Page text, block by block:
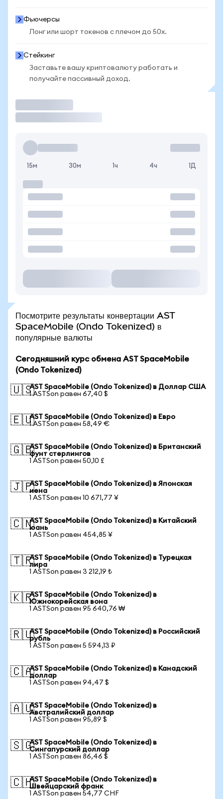
Фьючерсы
Лонг или шорт токенов с плечом до 50x.
Стейкинг
Заставьте вашу криптовалюту работать и
получайте пассивный доход.
15м 30м 1ч 4ч 1Д
Посмотрите результаты конвертации AST
SpaceMobile (Ondo Tokenized) в
популярные валюты
Сегодняшний курс обмена AST SpaceMobile
(Ondo Tokenized)
🇺🇸AST SpaceMobile (Ondo Tokenized) в Доллар США
1 ASTSon равен 67,40 $
🇪🇺AST SpaceMobile (Ondo Tokenized) в Евро
1 ASTSon равен 58,49 €
🇬🇧AST SpaceMobile (Ondo Tokenized) в Британский
фунт стерлингов
1 ASTSon равен 50,10 £
🇯🇵AST SpaceMobile (Ondo Tokenized) в Японская
иена
1 ASTSon равен 10 671,77 ¥
🇨🇳AST SpaceMobile (Ondo Tokenized) в Китайский
юань
1 ASTSon равен 454,85 ¥
🇹🇷AST SpaceMobile (Ondo Tokenized) в Турецкая
лира
1 ASTSon равен 3 212,19 ₺
🇰🇷AST SpaceMobile (Ondo Tokenized) в
Южнокорейская вона
1 ASTSon равен 95 640,76 ₩
🇷🇺AST SpaceMobile (Ondo Tokenized) в Российский
рубль
1 ASTSon равен 5 594,13 ₽
🇨🇦AST SpaceMobile (Ondo Tokenized) в Канадский
доллар
1 ASTSon равен 94,47 $
🇦🇺AST SpaceMobile (Ondo Tokenized) в
Австралийский доллар
1 ASTSon равен 95,89 $
🇸🇬AST SpaceMobile (Ondo Tokenized) в
Сингапурский доллар
1 ASTSon равен 86,46 $
🇨🇭AST SpaceMobile (Ondo Tokenized) в
Швейцарский франк
1 ASTSon равен 54,77 CHF